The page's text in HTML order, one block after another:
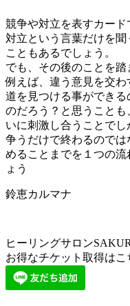
競争や対立を表すカード
対立という言葉だけを
こともあるでしょう。
でも、その後のことを踏
例えば、違う意見を交
道を見つける事ができ
のだろう？と思うこと
いに刺激し合うことでし
争うだけで終わるので
めることまでを１つの
ょう
鈴恵カルマナ
ヒーリングサロン
お得なチケット取得はこ